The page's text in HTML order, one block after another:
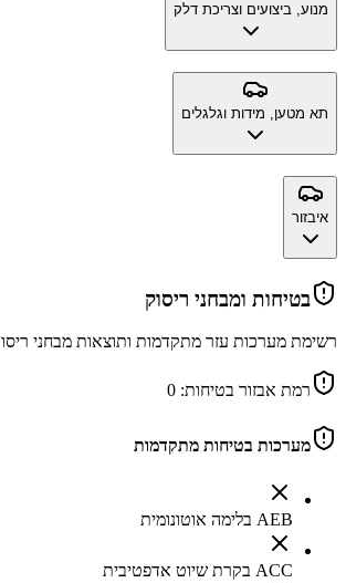
מנוע, ביצועים וצריכת דלק
תא מטען, מידות וגלגלים
איבזור
בטיחות ומבחני ריסוק
רשימת מערכות עזר מתקדמות ותוצאות מבחני
רמת אבזור בטיחות: 0
מערכות בטיחות מתקדמות
AEB בלימה אוטונומית
ACC בקרת שיוט אדפטיבית